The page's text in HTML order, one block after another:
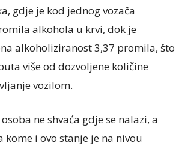
gdje je kod jednog vozača
alkohola u krvi, dok je
alkoholiziranost 3,37 promila, što
više od dozvoljene količine
vozilom.
ne shvaća gdje se nalazi, a
kome i ovo stanje je na nivou